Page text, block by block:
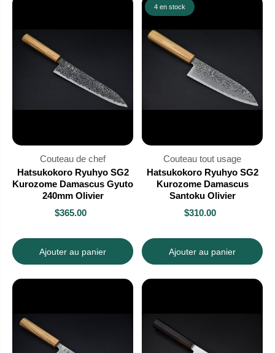
Couteau de chef
Hatsukokoro Ryuhyo SG2
Kurozome Damascus Gyuto
240mm Olivier
$365.00
Ajouter au panier
4 en stock
Couteau tout usage
Hatsukokoro Ryuhyo SG2
Kurozome Damascus
Santoku Olivier
$310.00
Ajouter au panier